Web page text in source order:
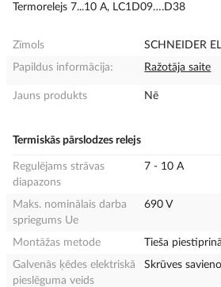
Termorelejs 7...10 A, LC1D09….D38
Zīmols
SCHNEIDER
Papildus informācija:
Ražotāja saite
Jauns produkts Nē
Termiskās pārslodzes relejs
Regulējams strāvas
diapazons
7 - 10 A
Maks. nominālais darba
spriegums Ue
690 V
Montāžas metode
Tieša
Galvenās ķēdes elektriskā
pieslēguma veids
Skrūves